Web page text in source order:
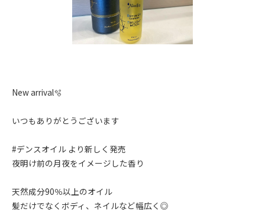
New arrival🫧
いつもありがとうございます
#デンスオイル より新しく発売
夜明け前の月夜をイメージした香り
天然成分90％以上のオイル
髪だけでなくボディ、ネイルなど幅広く◎